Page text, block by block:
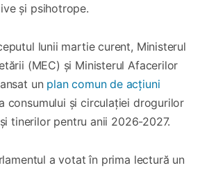
și psihotrope.
lunii martie curent, Ministerul
(MEC) și Ministerul Afacerilor
un plan comun de acțiuni
consumului și circulației drogurilor
tinerilor pentru anii 2026-2027.
a votat în prima lectură un